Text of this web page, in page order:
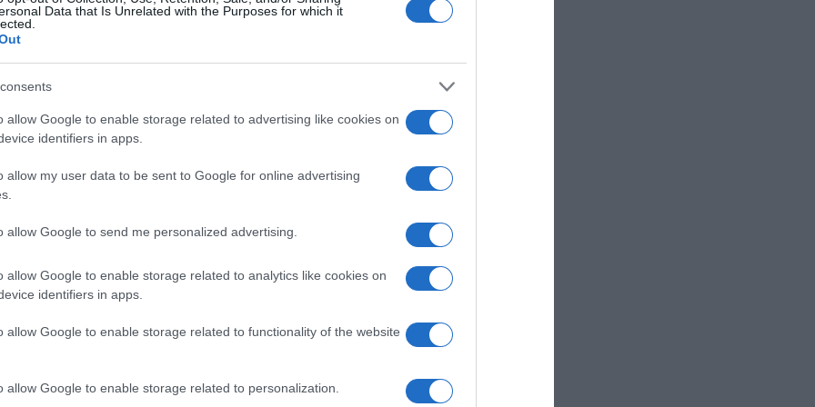
Data that Is Unrelated with the Purposes for which it
allow Google to enable storage related to advertising like cookies on
identifiers in apps.
allow my user data to be sent to Google for online advertising
allow Google to send me personalized advertising.
allow Google to enable storage related to analytics like cookies on
identifiers in apps.
allow Google to enable storage related to functionality of the website
allow Google to enable storage related to personalization.
para quem, constantemente, festeja todos